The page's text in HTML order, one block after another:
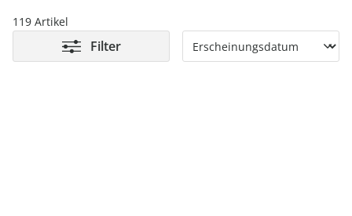
119 Artikel
Filter